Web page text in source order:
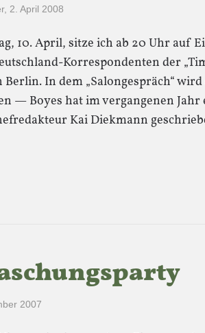
, 2. April 2008
10. April, sitze ich ab 20 Uhr auf
Korrespondenten der
Berlin. In dem „Salongespräch“
— Boyes hat im vergangenen
Kai Diekmann
2007